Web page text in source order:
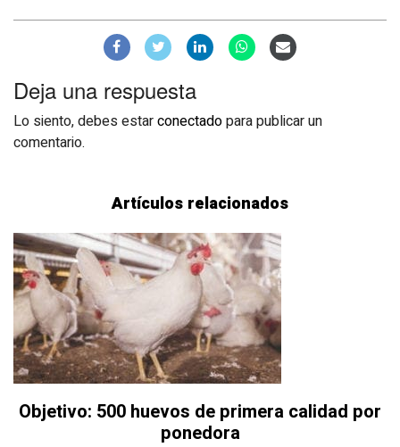
Deja una respuesta
Lo siento, debes estarconectadopara publicar un
comentario.
Artículos relacionados
Objetivo: 500 huevos de primera calidad por
ponedora